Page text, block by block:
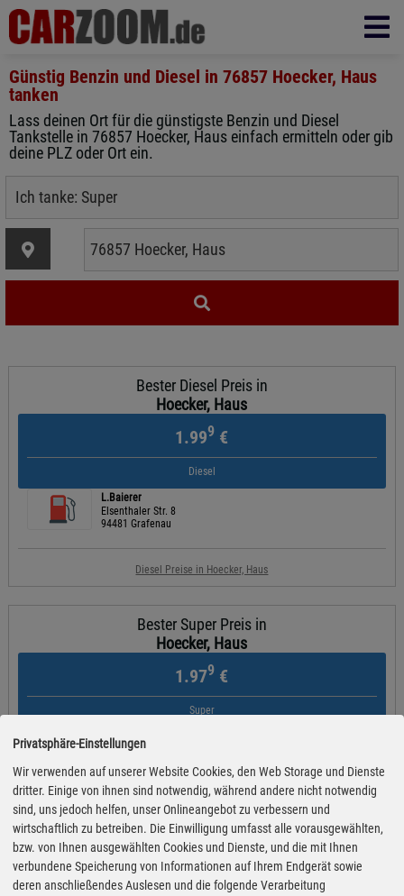
Günstig Benzin und Diesel in 76857 Hoecker, Haus
tanken
Lass deinen Ort für die günstigste Benzin und Diesel
Tankstelle in 76857 Hoecker, Haus einfach ermitteln oder gib
deine PLZ oder Ort ein.
Bester Diesel Preis in
Hoecker, Haus
1.999 €
Diesel
L.Baierer
Elsenthaler Str. 8
94481 Grafenau
Diesel Preise in Hoecker, Haus
Bester Super Preis in
Hoecker, Haus
1.979 €
Super
AVIA
Rosenauer Str. 25
Super Preise in Hoecker, Haus
Bester Super E10 Preis in
Hoecker, Haus
Privatsphäre-Einstellungen
Wir verwenden auf unserer Website Cookies, den Web Storage und Dienste
dritter. Einige von ihnen sind notwendig, während andere nicht notwendig
sind, uns jedoch helfen, unser Onlineangebot zu verbessern und
wirtschaftlich zu betreiben. Die Einwilligung umfasst alle vorausgewählten,
bzw. von Ihnen ausgewählten Cookies und Dienste, und die mit Ihnen
verbundene Speicherung von Informationen auf Ihrem Endgerät sowie
deren anschließendes Auslesen und die folgende Verarbeitung